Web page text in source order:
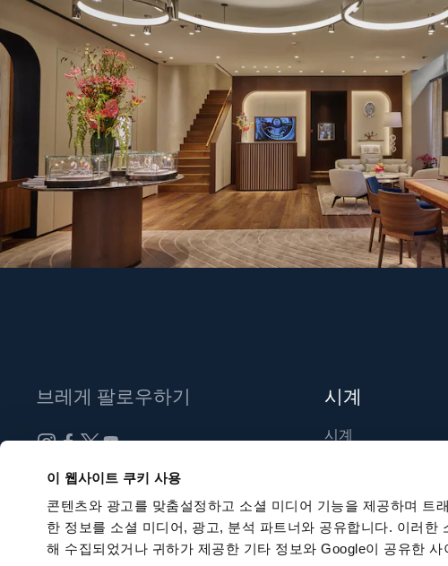
이 웹사이트 쿠키 사용
콘텐츠와 광고를 맞춤설정하고 소셜 미디어 기능을 제공하며 트
한 정보를 소셜 미디어, 광고, 분석 파트너와 공유합니다. 이러
해 수집되었거나 귀하가 제공한 기타 정보와 Google이 공유한
브레게 팔로우하기
뉴스레터 구독하기
시계
시계
부티크 찾기